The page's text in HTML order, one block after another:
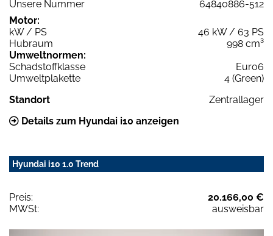
Unsere Nummer
64840886-512
Motor:
kW / PS
46 kW / 63 PS
Hubraum
998 cm³
Umweltnormen:
Schadstoffklasse
Euro6
Umweltplakette
4 (Green)
Standort
Zentrallager
Details zum Hyundai i10 anzeigen
Hyundai i10 1.0 Trend
Preis:
20.166,00 €
MWSt:
ausweisbar